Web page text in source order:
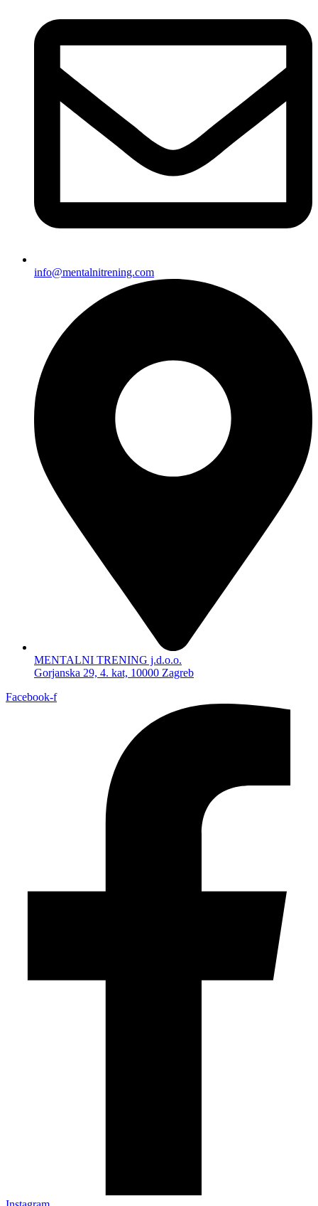
info@mentalnitrening.com
MENTALNI TRENING j.d.o.o.
Gorjanska 29, 4. kat, 10000 Zagreb
Facebook-f